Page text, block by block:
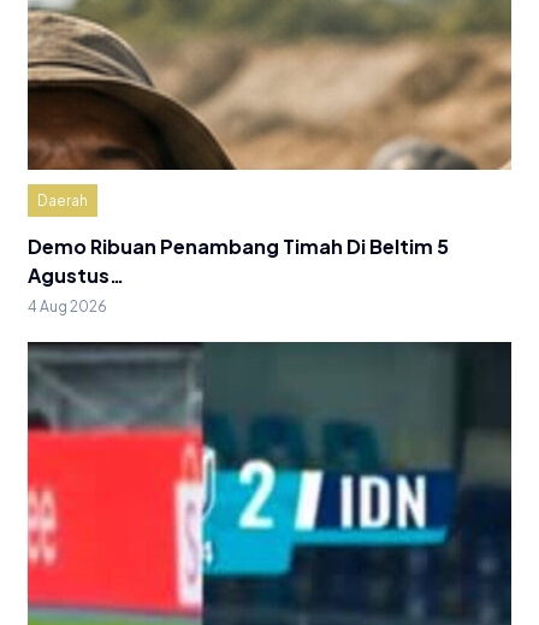
Daerah
Demo Ribuan Penambang Timah Di Beltim 5
Agustus…
4 Aug 2026